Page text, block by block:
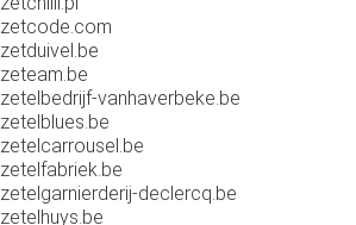
zetcode.com
zetduivel.be
zeteam.be
zetelbedrijf-vanhaverbeke.be
zetelblues.be
zetelcarrousel.be
zetelfabriek.be
zetelgarnierderij-declercq.be
zetelhuys.be